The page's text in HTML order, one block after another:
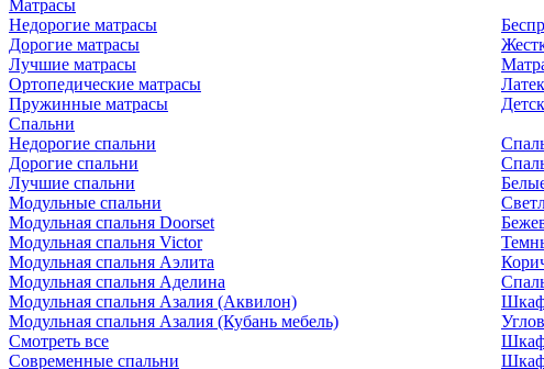
Матрасы
Недорогие матрасы
Дорогие матрасы
Лучшие матрасы
Ортопедические матрасы
Пружинные матрасы
Cпальни
Недорогие спальни
Дорогие спальни
Лучшие спальни
Модульные спальни
Модульная спальня Doorset
Модульная спальня Victor
Модульная спальня Аэлита
Модульная спальня Аделина
Модульная спальня Азалия (Аквилон)
Модульная спальня Азалия (Кубань мебель)
Смотреть все
Современные спальни